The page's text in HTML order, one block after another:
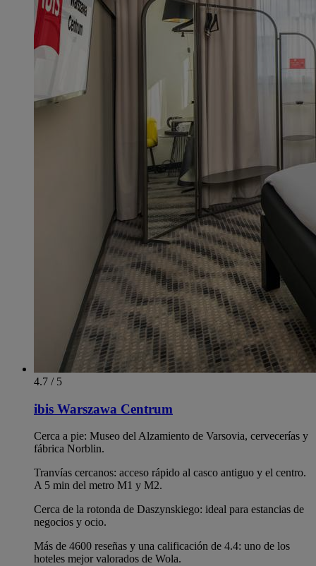
4.7 / 5
ibis Warszawa Centrum
Cerca a pie: Museo del Alzamiento de Varsovia, cervecerías y
fábrica Norblin.
Tranvías cercanos: acceso rápido al casco antiguo y el centro.
A 5 min del metro M1 y M2.
Cerca de la rotonda de Daszynskiego: ideal para estancias de
negocios y ocio.
Más de 4600 reseñas y una calificación de 4.4: uno de los
hoteles mejor valorados de Wola.